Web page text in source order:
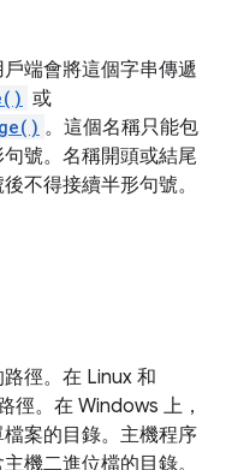
端會將這個字串傳遞
或
。這個名稱只能包
號。名稱開頭或結尾
不得接續半形句號。
徑。在 Linux 和
徑。在 Windows 上，
案的目錄。主機程序
機二進位檔的目錄。